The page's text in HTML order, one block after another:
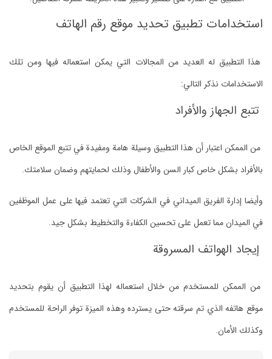
استخدامات تطبيق تحديد موقع رقم الهاتف
هذا التطبيق له العديد من المجالات التي يمكن استعماله فيها ومن تلك
الاستخدامات نذكر التالي:
تتبع الجهاز والأفراد
من الممكن اعتبار أن هذا التطبيق وسيلة هامة ومفيدة في تتبع الموقع الخاص
بالأفراد بشكل خاص كبار السن والأطفال وذلك لحمايتهم وضمان سلامتك.
وأيضا إدارة الفريق الميداني في الشركات التي تعتمد فيها على عمل الموظفين
في الميدان مما تعمل على تحسين الكفاءة والتخطيط بشكل جيد.
إيجاد الهواتف المسروقة
من الممكن للمستخدم من خلال استعماله لهذا التطبيق أن يقوم بتحديد
موقع هاتفه الذي تم سرقته حتى يسترده وهذه الميزة توفر الراحة للمستخدم
وكذلك الأمان.